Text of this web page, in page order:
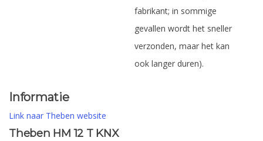
fabrikant; in sommige
gevallen wordt het sneller
verzonden, maar het kan
ook langer duren).
Informatie
Link naar Theben website
Theben HM 12 T KNX